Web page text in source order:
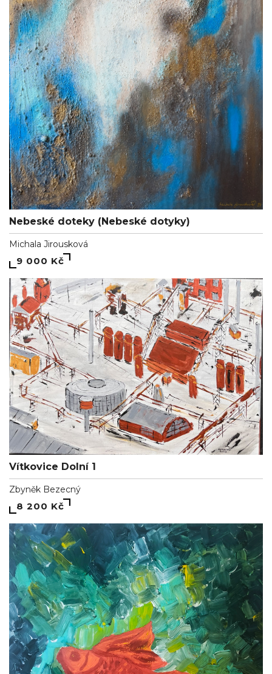
Nebeské doteky (Nebeské dotyky)
Michala Jirousková
9 000 Kč
Vítkovice Dolní 1
Zbyněk Bezecný
8 200 Kč